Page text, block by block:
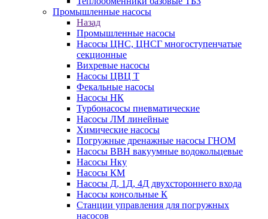
Промышленные насосы
Назад
Промышленные насосы
Насосы ЦНС, ЦНСГ многоступенчатые
секционные
Вихревые насосы
Насосы ЦВЦ Т
Фекальные насосы
Насосы НК
Турбонасосы пневматические
Насосы ЛМ линейные
Химические насосы
Погружные дренажные насосы ГНОМ
Насосы ВВН вакуумные водокольцевые
Насосы Нку
Насосы КМ
Насосы Д, 1Д, 4Д двухстороннего входа
Насосы консольные К
Станции управления для погружных
насосов